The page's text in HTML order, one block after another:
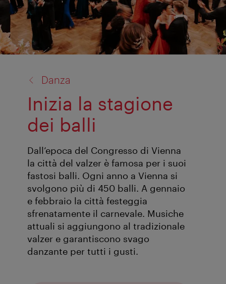
Danza
Inizia la stagione
dei balli
Dall’epoca del Congresso di Vienna
la città del valzer è famosa per i suoi
fastosi balli. Ogni anno a Vienna si
svolgono più di 450 balli. A gennaio
e febbraio la città festeggia
sfrenatamente il carnevale. Musiche
attuali si aggiungono al tradizionale
valzer e garantiscono svago
danzante per tutti i gusti.